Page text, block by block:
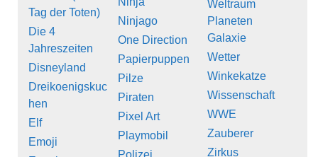
Tag der Toten)
Die 4
Jahreszeiten
Disneyland
Dreikoenigskuc
hen
Elf
Emoji
Ninjago
One Direction
Papierpuppen
Pilze
Piraten
Pixel Art
Playmobil
Weltraum
Planeten
Galaxie
Wetter
Winkekatze
Wissenschaft
WWE
Zauberer
Zirkus